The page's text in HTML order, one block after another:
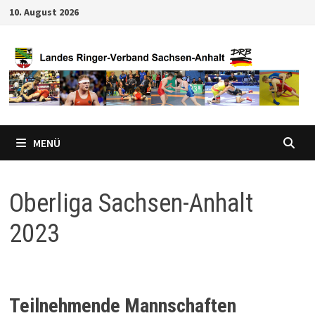
Zum
springen
10. August 2026
MENÜ
Oberliga Sachsen-Anhalt
2023
Teilnehmende Mannschaften